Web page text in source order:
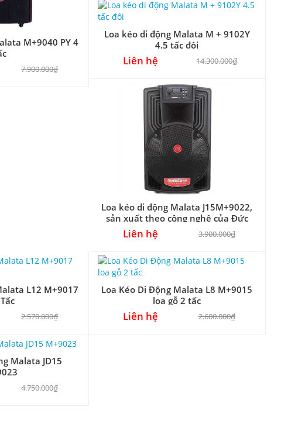
M+9040 PY 4
7.900.000₫
Loa kéo di động Malata M + 9102Y
4.5 tấc đôi
Liên hệ 14.300.000₫
Loa kéo di động Malata J15M+9022,
sản xuất theo công nghệ của Đức
Liên hệ 3.900.000₫
L12 M+9017
L12 M+9017
2.570.000₫
Loa Kéo Di Động Malata L8 M+9015 2
Loa Kéo Di Động Malata L8 M+9015
loa gỗ 2 tấc
Liên hệ 2.600.000₫
Malata JD15
4.750.000₫